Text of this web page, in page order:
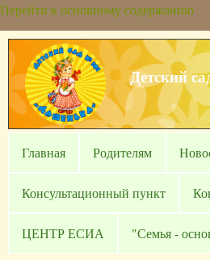
Перейти к основному содержанию
Детский
Главная Родителям
Консультационный пункт
ЦЕНТР ЕСИА "Семья -